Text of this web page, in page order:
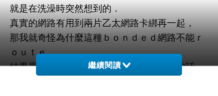
就是在洗澡時突然想到的．
真實的網路有用到兩片乙太網路卡綁再一起，
那我就奇怪為什麼這種ｂｏｎｄｅｄ網路不能ｒ
ｏｕｔｅ．
結果原來只要對口網址也是ｂｏｎｄｅｄ的話，
繼續閱讀